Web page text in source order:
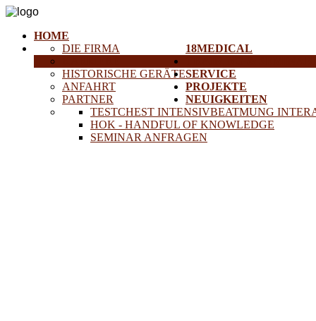
HOME
18MEDICAL
DIE FIRMA
HISTORISCHE GERÄTE
ANFAHRT
PARTNER
TESTCHEST INTENSIVBEATMUNG
HOK - HANDFUL OF KNOWLEDGE
SEMINAR ANFRAGEN
SERVICE
PROJEKTE
NEUIGKEITEN